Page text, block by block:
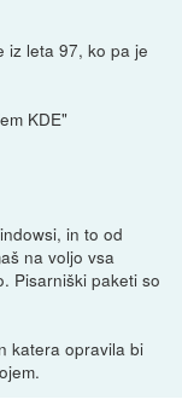
iz leta 97, ko pa je
KDE"
in to od
na voljo vsa
Pisarniški paketi so
katera opravila bi